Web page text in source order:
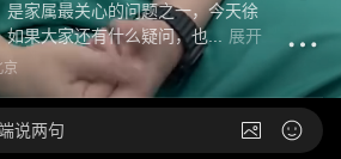
是家属最关心的问题之一，今天徐
果大家还有什么疑问，也...
展开
京
说两句